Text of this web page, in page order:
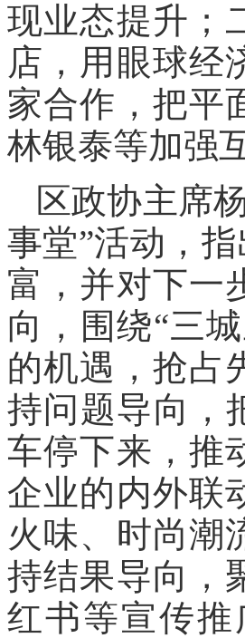
现业态提升；
店，用眼球经
家合作，把平
林银泰等加强
区政协主席
事堂”活动，
富，并对下一
向，围绕“三
的机遇，抢占
持问题导向，
车停下来，推
企业的内外联
火味、时尚潮
持结果导向，
红书等宣传